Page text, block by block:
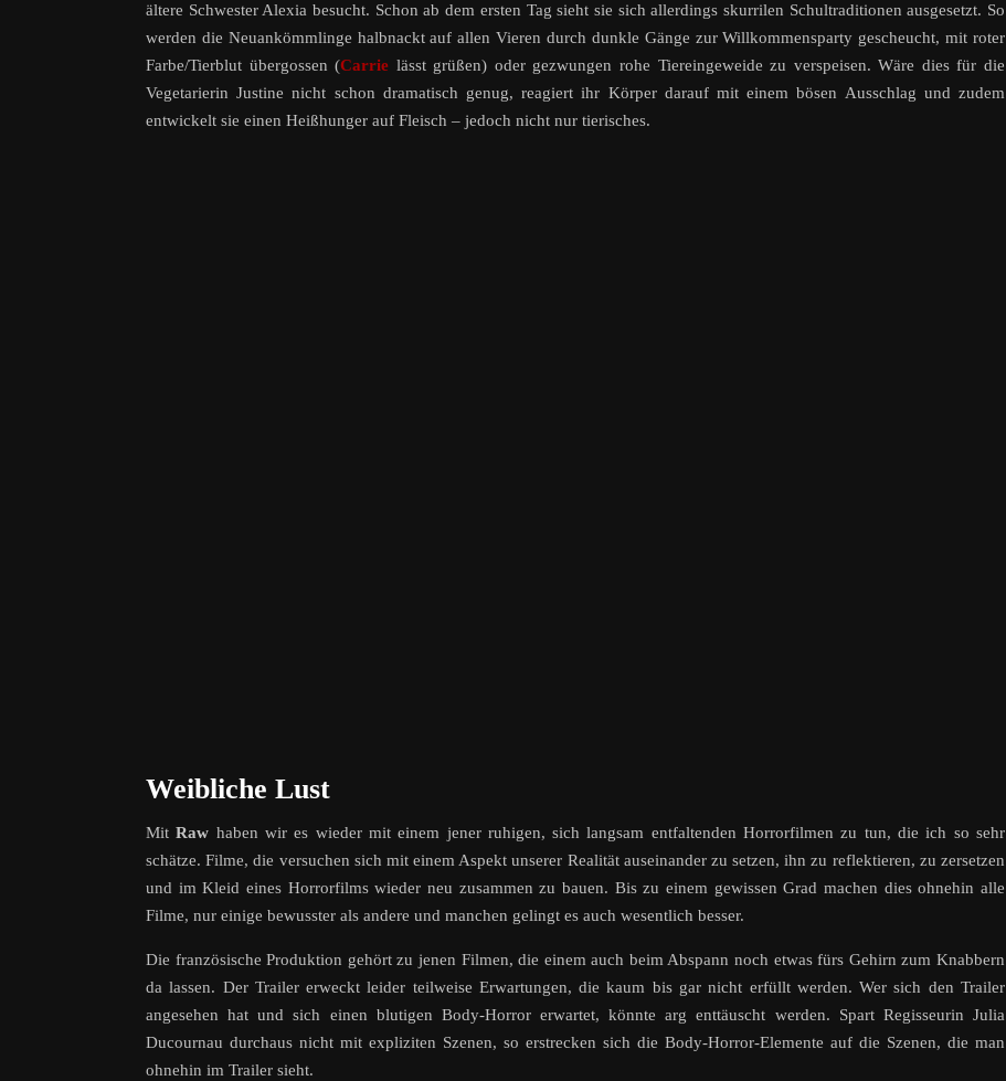
ältere Schwester Alexia besucht. Schon ab dem ersten Tag sieht sie sich allerdings skurrilen Schultraditionen ausgesetzt. So
werden die Neuankömmlinge halbnackt auf allen Vieren durch dunkle Gänge zur Willkommensparty gescheucht, mit roter
Farbe/Tierblut übergossen (Carrie lässt grüßen) oder gezwungen rohe Tiereingeweide zu verspeisen. Wäre dies für die
Vegetarierin Justine nicht schon dramatisch genug, reagiert ihr Körper darauf mit einem bösen Ausschlag und zudem
entwickelt sie einen Heißhunger auf Fleisch – jedoch nicht nur tierisches.
Weibliche Lust
MitRaw haben wir es wieder mit einem jener ruhigen, sich langsam entfaltenden Horrorfilmen zu tun, die ich so sehr
schätze. Filme, die versuchen sich mit einem Aspekt unserer Realität auseinander zu setzen, ihn zu reflektieren, zu zersetzen
und im Kleid eines Horrorfilms wieder neu zusammen zu bauen. Bis zu einem gewissen Grad machen dies ohnehin alle
Filme, nur einige bewusster als andere und manchen gelingt es auch wesentlich besser.
Die französische Produktion gehört zu jenen Filmen, die einem auch beim Abspann noch etwas fürs Gehirn zum Knabbern
da lassen. Der Trailer erweckt leider teilweise Erwartungen, die kaum bis gar nicht erfüllt werden. Wer sich den Trailer
angesehen hat und sich einen blutigen Body-Horror erwartet, könnte arg enttäuscht werden. Spart Regisseurin Julia
Ducournau durchaus nicht mit expliziten Szenen, so erstrecken sich die Body-Horror-Elemente auf die Szenen, die man
ohnehin im Trailer sieht.